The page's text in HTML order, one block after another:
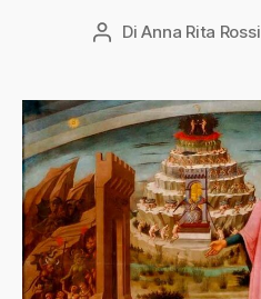
Autore
DiAnna Rita Rossi